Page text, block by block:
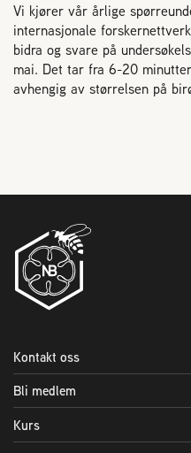
Vi kjører vår årlige
internasjonale
bidra og svare på
mai. Det tar fra 6-20
avhengig av størrelsen på
Kontakt oss
Bli medlem
Kurs